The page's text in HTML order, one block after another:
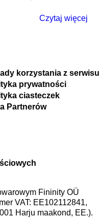
Czytaj więcej
korzystania z serwisu
prywatności
ciasteczek
Partnerów
Fininity OÜ
VAT: EE102112841,
Harju maakond, EE.).